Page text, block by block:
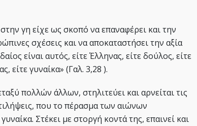
γη είχε ως σκοπό να επαναφέρει και την
σχέσεις και να αποκαταστήσει την αξία
είναι αυτός, είτε Έλληνας, είτε δούλος, είτε
είτε γυναίκα» (Γαλ. 3,28 ).
πολλών άλλων, στηλιτεύει και αρνείται τις
που το πέρασμα των αιώνων
Στέκει με στοργή κοντά της, επαινεί και